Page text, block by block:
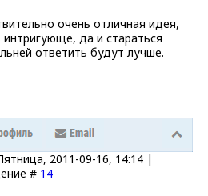
очень отличная идея,
интригующе, да и стараться
ответить будут лучше.
2011-09-16, 14:14 |
# 14